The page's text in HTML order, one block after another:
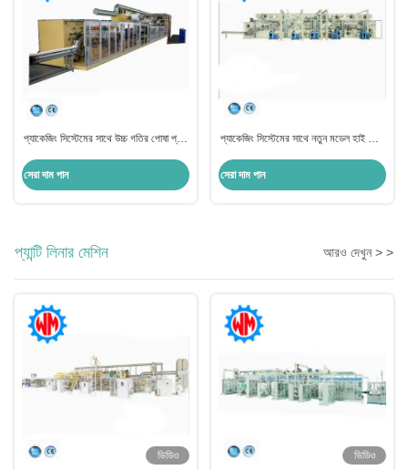
প্যাকেজিং সিস্টেমের সাথে উচ্চ গতির পোষা প্যান্ট
সেরা দাম পান
প্যাকেজিং সিস্টেমের সাথে নতুন মডেল হাই স্পিড
সেরা দাম পান
প্যান্টি লিনার মেশিন আরও দেখুন > >
ভিডিও
ভিডিও